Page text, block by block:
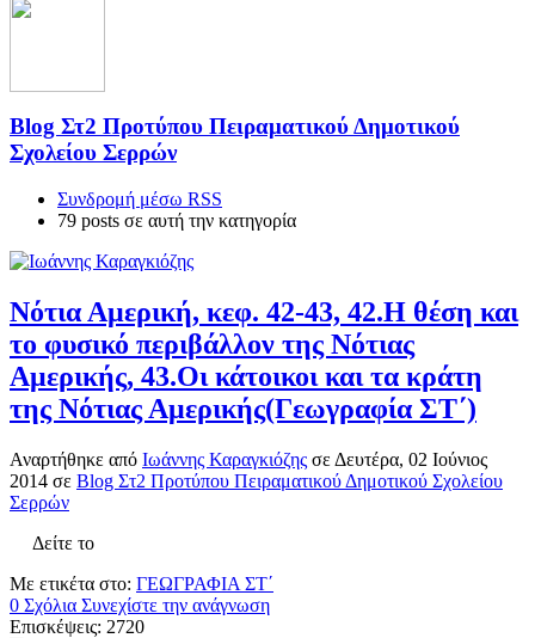
Blog Στ2 Προτύπου Πειραματικού Δημοτικού
Σχολείου Σερρών
Συνδρομή μέσω RSS
79 posts σε αυτή την κατηγορία
Νότια Αμερική, κεφ. 42-43, 42.Η θέση και
το φυσικό περιβάλλον της Νότιας
Αμερικής, 43.Οι κάτοικοι και τα κράτη
της Νότιας Αμερικής(Γεωγραφία ΣΤ΄)
Αναρτήθηκε από Ιωάννης Καραγκιόζης σε Δευτέρα, 02 Ιούνιος
2014 σε Blog Στ2 Προτύπου Πειραματικού Δημοτικού Σχολείου
Σερρών
Δείτε το
Με ετικέτα στο: ΓΕΩΓΡΑΦΙΑ ΣΤ΄
0 Σχόλια Συνεχίστε την ανάγνωση
Επισκέψεις: 2720